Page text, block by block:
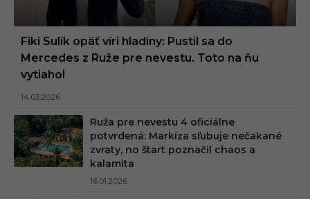
Fiki Sulík opäť víri hladiny: Pustil sa do
Mercedes z Ruže pre nevestu. Toto na ňu
vytiahol
14.03.2026
Ruža pre nevestu 4 oficiálne
potvrdená: Markíza sľubuje nečakané
zvraty, no štart poznačil chaos a
kalamita
16.01.2026